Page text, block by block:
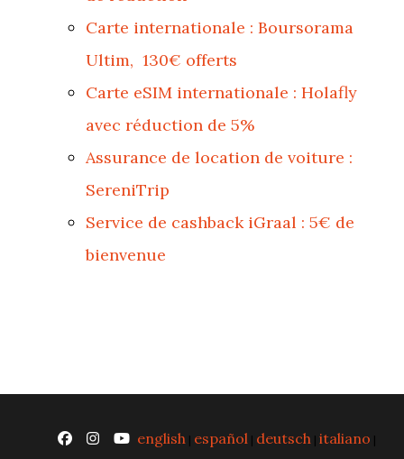
Carte internationale : Boursorama
Ultim, 130€ offerts
Carte eSIM internationale : Holafly
avec réduction de 5%
Assurance de location de voiture :
SereniTrip
Service de cashback iGraal : 5€ de
bienvenue
english | español | deutsch |italiano |